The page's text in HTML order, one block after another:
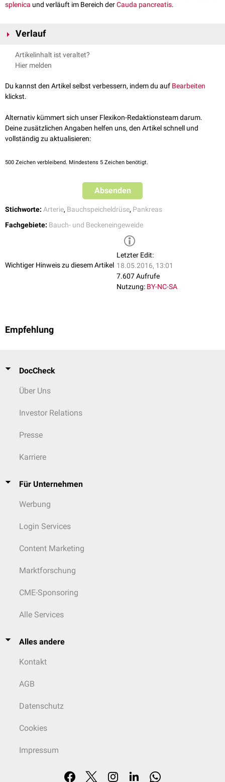
splenica und verläuft im Bereich derCauda pancreatis.
Verlauf
Die Arteria caudae pancreatis entspringt der Arteria splenica kurz vor der
und zieht
pancreatica magnaund der Arteria pancreatica inferior
Artikelinhalt ist veraltet?
Hier melden
Du kannst den Artikel selbst verbessern, indem du auf Bearbeiten
klickst.
Alternativ kümmert sich unser Flexikon-Redaktionsteam darum.
Deine zusätzlichen Angaben helfen uns, den Artikel schnell und
vollständig zu aktualisieren:
500 Zeichen verbleibend. Mindestens 5 Zeichen benötigt.
Absenden
Stichworte: Arterie, Bauchspeicheldrüse, Pankreas
Fachgebiete: Bauch- und Beckeneingeweide
Wichtiger Hinweis zu diesem Artikel
Letzter Edit:
18.05.2016, 13:01
7.607 Aufrufe
Nutzung: BY-NC-SA
Empfehlung
DocCheck
Über Uns
Investor Relations
Presse
Karriere
Für Unternehmen
Werbung
Login Services
Content Marketing
Marktforschung
CME-Sponsoring
Alle Services
Alles andere
Kontakt
AGB
Datenschutz
Cookies
Impressum